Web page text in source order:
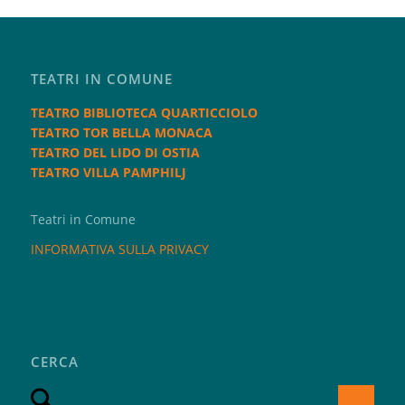
TEATRI IN COMUNE
TEATRO BIBLIOTECA QUARTICCIOLO
TEATRO TOR BELLA MONACA
TEATRO DEL LIDO DI OSTIA
TEATRO VILLA PAMPHILJ
Teatri in Comune
INFORMATIVA SULLA PRIVACY
CERCA